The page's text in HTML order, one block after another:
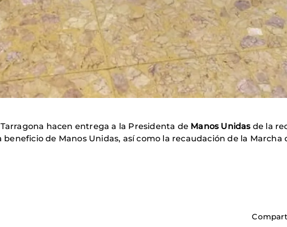
hacen entrega a la Presidenta de Manos Unidasde la
de Manos Unidas, así como la recaudación de la Marcha